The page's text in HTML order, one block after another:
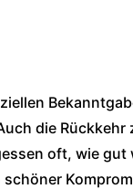
die Rückkehr
oft, wie gut